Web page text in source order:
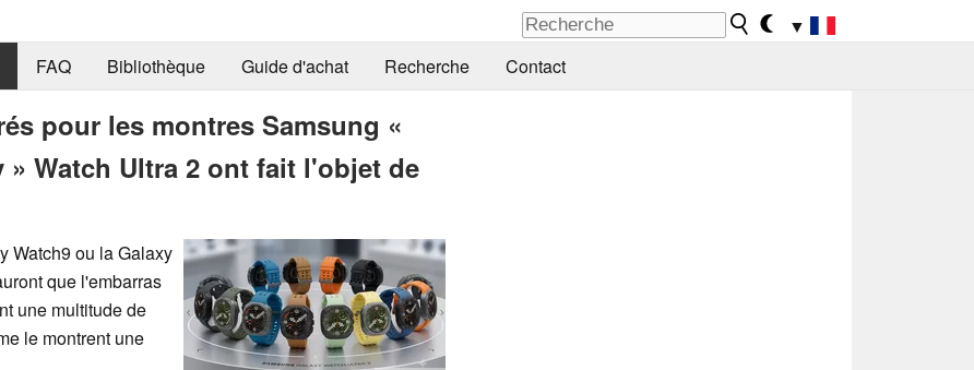
▼
FAQ Bibliothèque Guide d'achat Recherche Contact
pour les montres Samsung «
» Watch Ultra 2 ont fait l'objet de
Watch9 ou la Galaxy
que l'embarras
une multitude de
le montrent une